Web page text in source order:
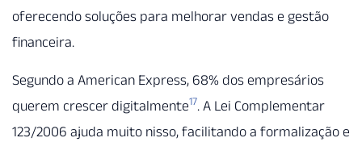
oferecendo soluções para melhorar vendas e gestão
financeira.
Segundo a American Express, 68% dos empresários
querem crescer digitalmente17. A Lei Complementar
123/2006 ajuda muito nisso, facilitando a formalização e